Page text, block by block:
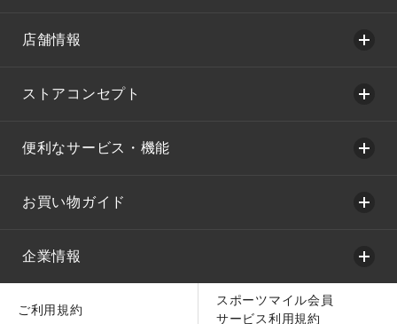
店舗情報
ストアコンセプト
便利なサービス・機能
お買い物ガイド
企業情報
ご利用規約
スポーツマイル会員
サービス利用規約